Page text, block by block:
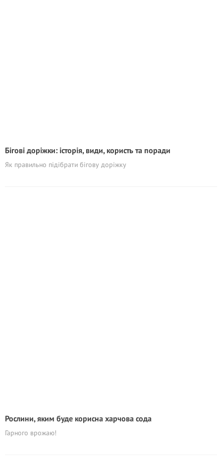
Бігові доріжки: історія, види, користь та поради
Як правильно підібрати бігову доріжку
Рослини, яким буде корисна харчова сода
Гарного врожаю!